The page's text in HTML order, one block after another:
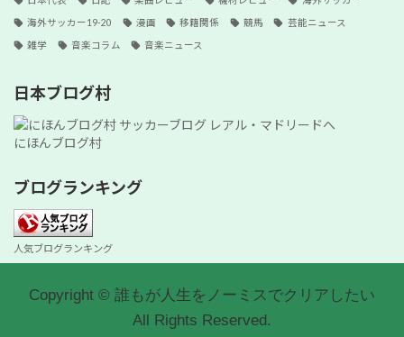
海外サッカー19-20 漫画 移籍関係 競馬 芸能ニュース
雑学 音楽コラム 音楽ニュース
日本ブログ村
にほんブログ村
ブログランキング
人気ブログランキング
Copyright © 誰もが人生をノーミスでクリアしたい
All Rights Reserved.